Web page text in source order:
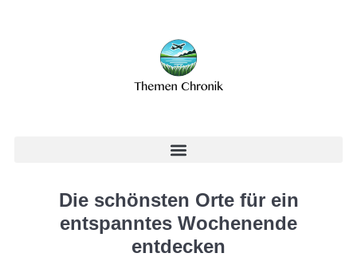
Die schönsten Orte für ein
entspanntes Wochenende
entdecken